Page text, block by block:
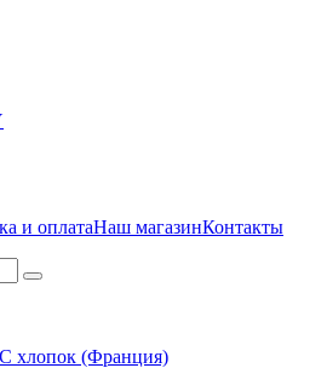
и оплатаНаш магазинКонтакты
хлопок (Франция)